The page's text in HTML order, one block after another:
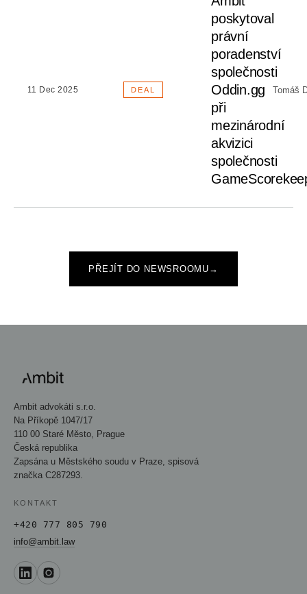
11 Dec 2025 DEAL
poskytoval
právní
poradenství
společnosti
Oddin.gg
při
mezinárodní
akvizici
společnosti
Tomáš
PŘEJÍT DO NEWSROOMU →
Ambit advokáti s.r.o.
Na Příkopě 1047/17
110 00 Staré Město, Prague
Česká republika
Zapsána u Městského soudu v Praze, spisová
značka C287293.
KONTAKT
+420 777 805 790
info@ambit.law